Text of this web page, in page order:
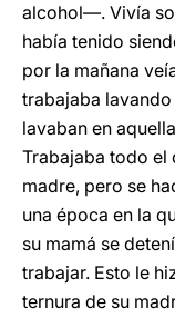
alcohol—. Vivía
había tenido
por la mañana
trabajaba
lavaban en
Trabajaba todo el
madre, pero se
una época en la
su mamá se
trabajar. Esto le
ternura de su